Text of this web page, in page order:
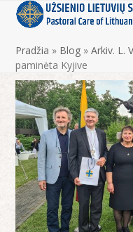
SkipOpen
mobile
menu
Close
mobile
menu
Pradžia » Blog »Arkiv. L.
paminėta Kyjive